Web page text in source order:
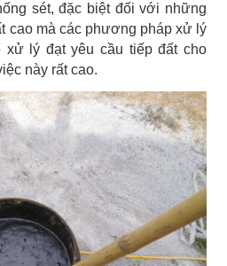
sét, đặc biệt đối với những
cao mà các phương pháp xử lý
xử lý đạt yêu cầu tiếp đất cho
này rất cao.